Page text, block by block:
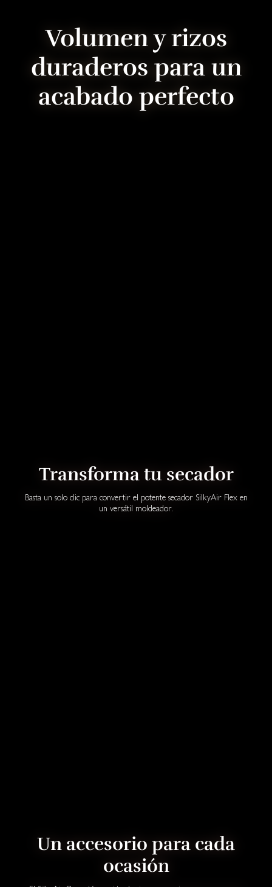
Volumen y rizos
duraderos para un
acabado perfecto
Transforma tu secador
Basta un solo clic para convertir el potente secador SilkyAir Flex en
un versátil moldeador.
Un accesorio para cada
ocasión